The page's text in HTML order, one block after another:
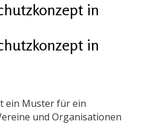
in
in
ein Muster für ein
und Organisationen